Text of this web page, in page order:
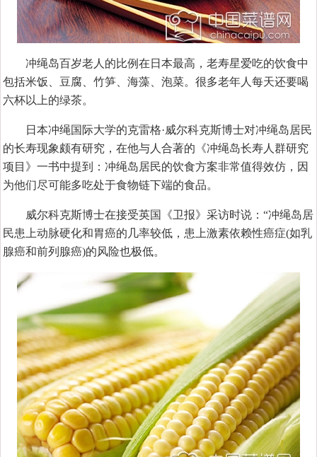
冲绳岛百岁老人的比例在日本最高，老寿星爱吃的饮食中
包括米饭、豆腐、竹笋、海藻、泡菜。很多老年人每天还要喝
六杯以上的绿茶。
日本冲绳国际大学的克雷格·威尔科克斯博士对冲绳岛居民
的长寿现象颇有研究，在他与人合著的《冲绳岛长寿人群研究
项目》一书中提到：冲绳岛居民的饮食方案非常值得效仿，因
为他们尽可能多吃处于食物链下端的食品。
威尔科克斯博士在接受英国《卫报》采访时说：“冲绳岛居
民患上动脉硬化和胃癌的几率较低，患上激素依赖性癌症(如乳
腺癌和前列腺癌)的风险也极低。